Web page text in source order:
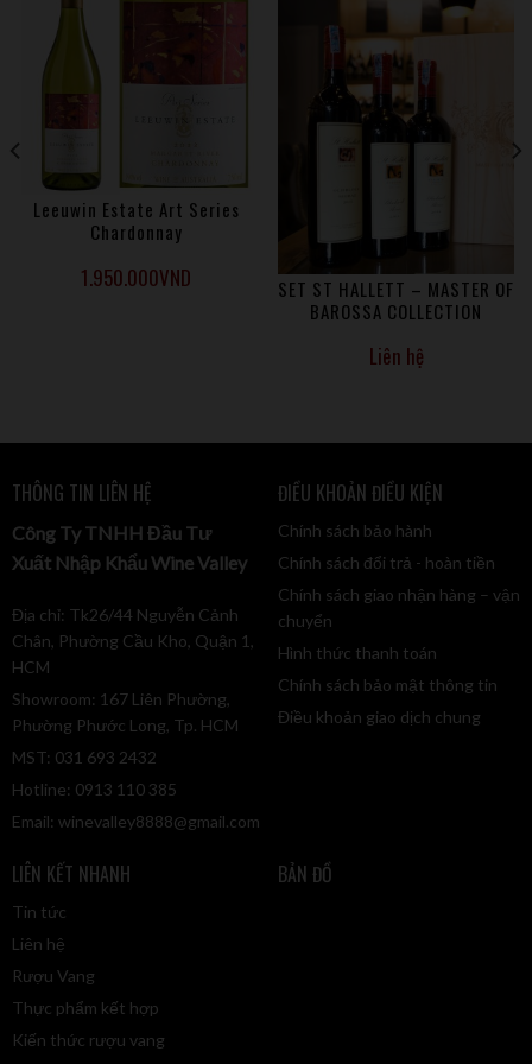
Quy trình làm vang: 36 tháng ủ trong thùng gỗ sồi
Leeuwin Estate Art Series
Chardonnay
1.950.000VND
SET ST HALLETT – MASTER OF
BAROSSA COLLECTION
Liên hệ
THÔNG TIN LIÊN HỆ
Công Ty TNHH Đầu Tư
Xuất Nhập Khẩu Wine Valley
Địa chỉ: Tk26/44 Nguyễn Cảnh
Chân, Phường Cầu Kho, Quận 1,
HCM
Showroom: 167 Liên Phường,
Phường Phước Long, Tp. HCM
MST: 031 693 2432
Hotline: 0913 110 385
Email: winevalley8888@gmail.com
ĐIỀU KHOẢN ĐIỀU KIỆN
Chính sách bảo hành
Chính sách đổi trả - hoàn tiền
Chính sách giao nhận hàng – vận
chuyển
Hình thức thanh toán
Chính sách bảo mật thông tin
Điều khoản giao dịch chung
LIÊN KẾT NHANH
Tin tức
Liên hệ
Rượu Vang
Thực phẩm kết hợp
Kiến thức rượu vang
BẢN ĐỒ